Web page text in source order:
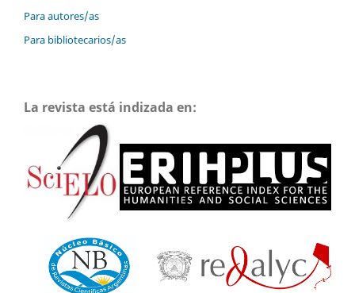
Para autores/as
Para bibliotecarios/as
La revista está indizada en: